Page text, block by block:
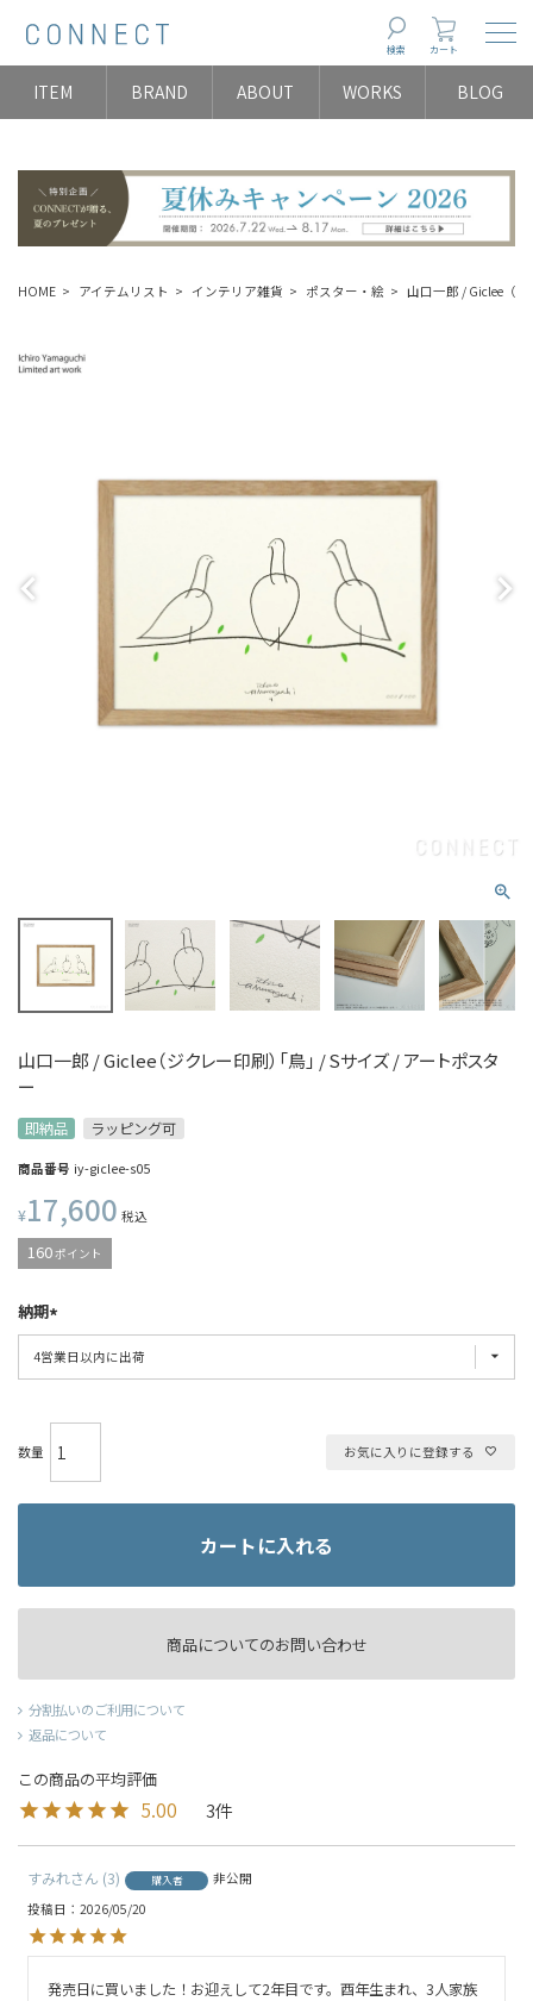
検索 カート
ITEM BRAND ABOUT WORKS BLOG
HOME アイテムリスト インテリア雑貨 ポスター・絵 山口一郎 / Giclee（
山口一郎 / Giclee（ジクレー印刷）「鳥」 / Sサイズ / アートポスタ
ー
即納品 ラッピング可
商品番号 iy-giclee-s05
¥17,600 税込
160ポイント
納期
お気に入りに登録する
カートに入れる
商品についてのお問い合わせ
分割払いのご利用について
返品について
5.00 3
すみれ 3 購入者
非公開
投稿日
2026/05/20
発売日に買いました！お迎えして2年目です。酉年生まれ、3人家族